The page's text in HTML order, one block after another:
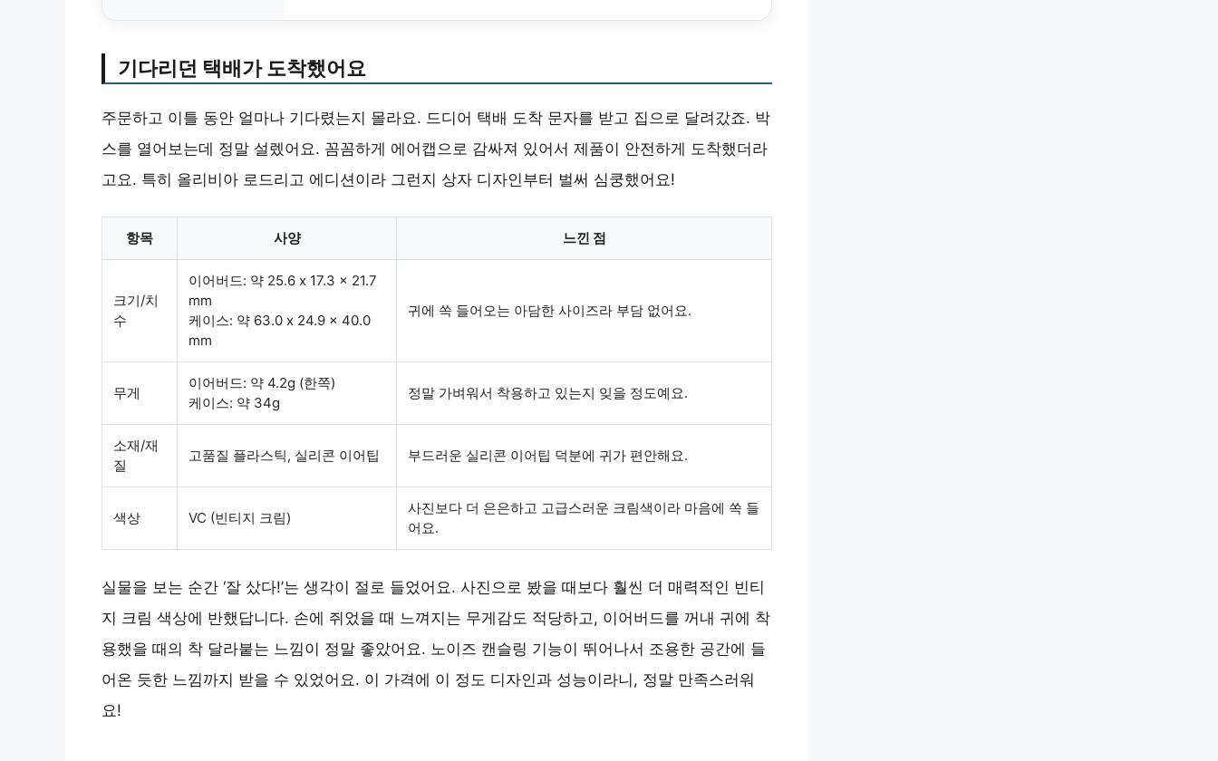
기다리던 택배가 도착했어요
주문하고 이틀 동안 얼마나 기다렸는지 몰라요. 드디어 택배 도착 문자를 받고 집으로 달려갔죠. 박
스를 열어보는데 정말 설렜어요. 꼼꼼하게 에어캡으로 감싸져 있어서 제품이 안전하게 도착했더라
고요. 특히 올리비아 로드리고 에디션이라 그런지 상자 디자인부터 벌써 심쿵했어요!
항목 사양 느낀 점
크기/치
수
이어버드: 약 25.6 x 17.3 x 21.7
mm
케이스: 약 63.0 x 24.9 x 40.0
mm
귀에 쏙 들어오는 아담한 사이즈라 부담 없어요.
무게
이어버드: 약 4.2g (한쪽)
케이스: 약 34g
정말 가벼워서 착용하고 있는지 잊을 정도예요.
소재/재
질
고품질 플라스틱, 실리콘 이어팁 부드러운 실리콘 이어팁 덕분에 귀가 편안해요.
색상 VC (빈티지 크림)
사진보다 더 은은하고 고급스러운 크림색이라 마음에 쏙 들
어요.
실물을 보는 순간 ‘잘 샀다!’는 생각이 절로 들었어요. 사진으로 봤을 때보다 훨씬 더 매력적인 빈티
지 크림 색상에 반했답니다. 손에 쥐었을 때 느껴지는 무게감도 적당하고, 이어버드를 꺼내 귀에 착
용했을 때의 착 달라붙는 느낌이 정말 좋았어요. 노이즈 캔슬링 기능이 뛰어나서 조용한 공간에 들
어온 듯한 느낌까지 받을 수 있었어요. 이 가격에 이 정도 디자인과 성능이라니, 정말 만족스러워
요!